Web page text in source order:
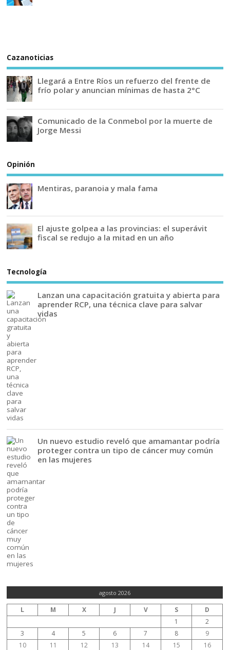
Cazanoticias
Llegará a Entre Ríos un refuerzo del frente de
frío polar y anuncian mínimas de hasta 2°C
Comunicado de la Conmebol por la muerte de
Jorge Messi
Opinión
Mentiras, paranoia y mala fama
El ajuste golpea a las provincias: el superávit
fiscal se redujo a la mitad en un año
Tecnología
Lanzan una capacitación gratuita y abierta para
aprender RCP, una técnica clave para salvar
vidas
Un nuevo estudio reveló que amamantar podría
proteger contra un tipo de cáncer muy común
en las mujeres
agosto 2026
L M X J V S
D
1
2
3
4 5 6 7 8
9
10
11 12 13 14 15 16